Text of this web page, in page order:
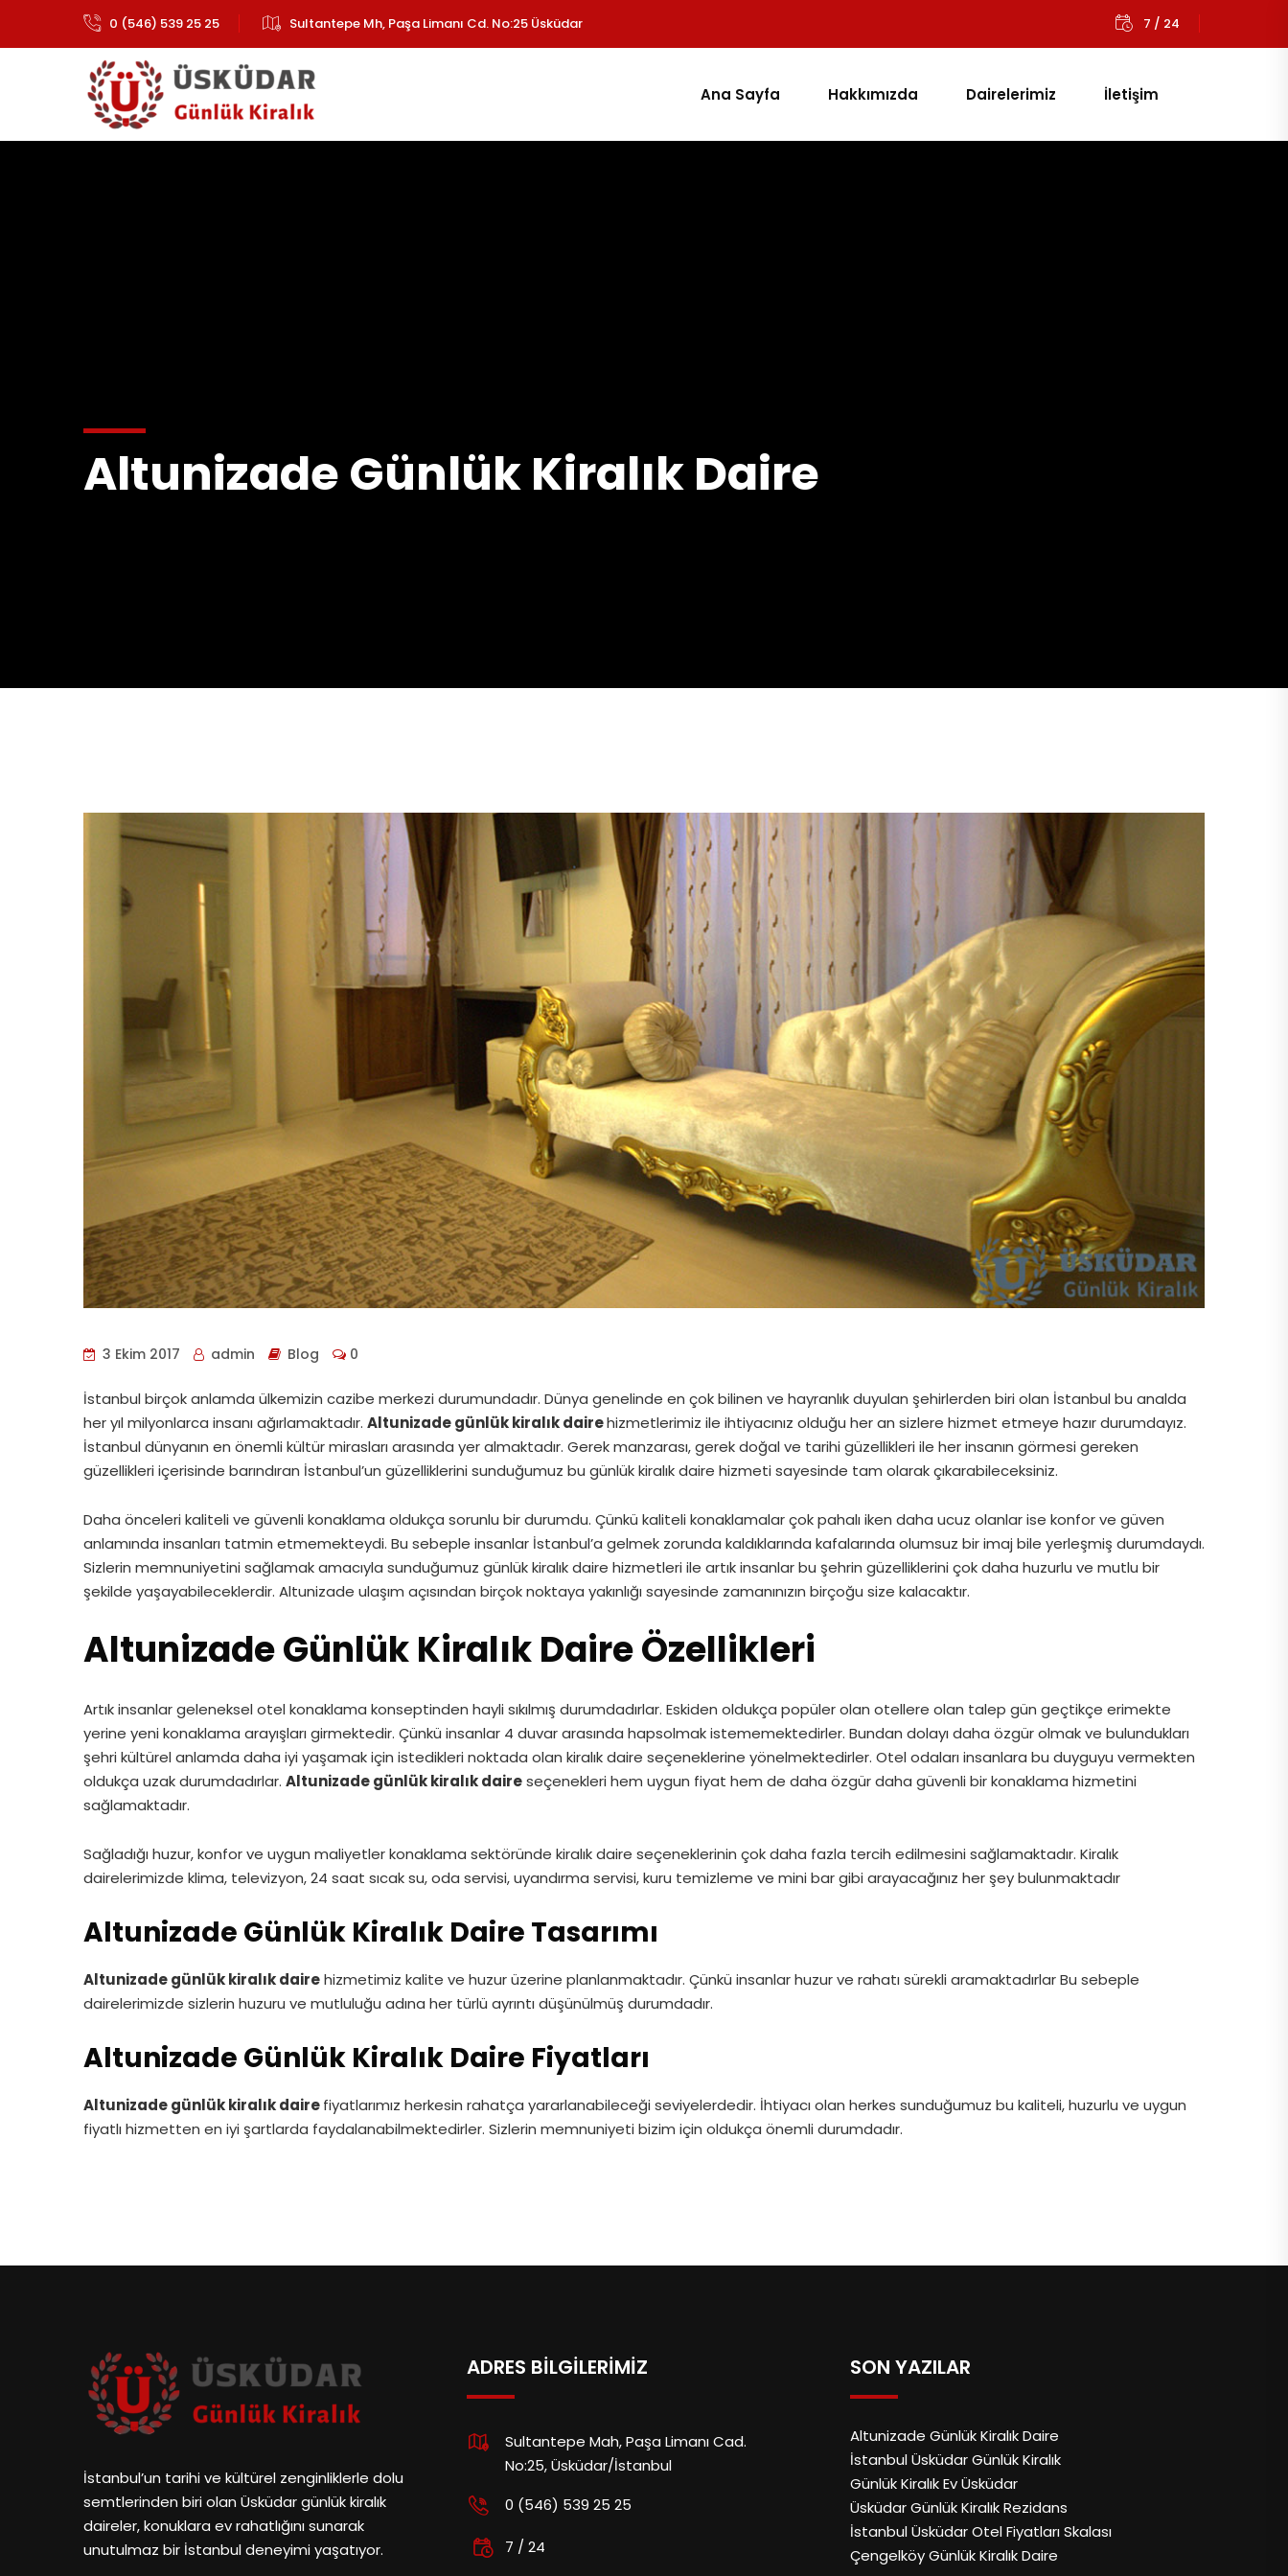
0 (546) 539 25 25 Sultantepe Mh, Paşa Limanı Cd. No:25 Üsküdar 7 / 24
Ana Sayfa Hakkımızda Dairelerimiz İletişim
Altunizade Günlük Kiralık Daire
3 Ekim 2017 admin Blog 0
İstanbul birçok anlamda ülkemizin cazibe merkezi durumundadır. Dünya genelinde en çok bilinen ve hayranlık duyulan şehirlerden biri olan İstanbul bu analda
her yıl milyonlarca insanı ağırlamaktadır. Altunizade günlük kiralık dairehizmetlerimiz ile ihtiyacınız olduğu her an sizlere hizmet etmeye hazır durumdayız.
İstanbul dünyanın en önemli kültür mirasları arasında yer almaktadır. Gerek manzarası, gerek doğal ve tarihi güzellikleri ile her insanın görmesi gereken
güzellikleri içerisinde barındıran İstanbul’un güzelliklerini sunduğumuz bu günlük kiralık daire hizmeti sayesinde tam olarak çıkarabileceksiniz.
Daha önceleri kaliteli ve güvenli konaklama oldukça sorunlu bir durumdu. Çünkü kaliteli konaklamalar çok pahalı iken daha ucuz olanlar ise konfor ve güven
anlamında insanları tatmin etmemekteydi. Bu sebeple insanlar İstanbul’a gelmek zorunda kaldıklarında kafalarında olumsuz bir imaj bile yerleşmiş durumdaydı.
Sizlerin memnuniyetini sağlamak amacıyla sunduğumuz günlük kiralık daire hizmetleri ile artık insanlar bu şehrin güzelliklerini çok daha huzurlu ve mutlu bir
şekilde yaşayabileceklerdir. Altunizade ulaşım açısından birçok noktaya yakınlığı sayesinde zamanınızın birçoğu size kalacaktır.
Altunizade Günlük Kiralık Daire Özellikleri
Artık insanlar geleneksel otel konaklama konseptinden hayli sıkılmış durumdadırlar. Eskiden oldukça popüler olan otellere olan talep gün geçtikçe erimekte
yerine yeni konaklama arayışları girmektedir. Çünkü insanlar 4 duvar arasında hapsolmak istememektedirler. Bundan dolayı daha özgür olmak ve bulundukları
şehri kültürel anlamda daha iyi yaşamak için istedikleri noktada olan kiralık daire seçeneklerine yönelmektedirler. Otel odaları insanlara bu duyguyu vermekten
oldukça uzak durumdadırlar. Altunizade günlük kiralık daireseçenekleri hem uygun fiyat hem de daha özgür daha güvenli bir konaklama hizmetini
sağlamaktadır.
Sağladığı huzur, konfor ve uygun maliyetler konaklama sektöründe kiralık daire seçeneklerinin çok daha fazla tercih edilmesini sağlamaktadır. Kiralık
dairelerimizde klima, televizyon, 24 saat sıcak su, oda servisi, uyandırma servisi, kuru temizleme ve mini bar gibi arayacağınız her şey bulunmaktadır
Altunizade Günlük Kiralık Daire Tasarımı
Altunizade günlükkiralık dairehizmetimiz kalite ve huzur üzerine planlanmaktadır. Çünkü insanlar huzur ve rahatı sürekli aramaktadırlar Bu sebeple
dairelerimizde sizlerin huzuru ve mutluluğu adına her türlü ayrıntı düşünülmüş durumdadır.
Altunizade Günlük Kiralık Daire Fiyatları
Altunizade günlükkiralık dairefiyatlarımız herkesin rahatça yararlanabileceği seviyelerdedir. İhtiyacı olan herkes sunduğumuz bu kaliteli, huzurlu ve uygun
fiyatlı hizmetten en iyi şartlarda faydalanabilmektedirler. Sizlerin memnuniyeti bizim için oldukça önemli durumdadır.
İstanbul’un tarihi ve kültürel zenginliklerle dolu
semtlerinden biri olan Üsküdar günlük kiralık
daireler, konuklara ev rahatlığını sunarak
unutulmaz bir İstanbul deneyimi yaşatıyor.
ADRES BILGILERIMIZ
Sultantepe Mah, Paşa Limanı Cad.
No:25, Üsküdar/İstanbul
0 (546) 539 25 25
7 / 24
SON YAZILAR
Altunizade Günlük Kiralık Daire
İstanbul Üsküdar Günlük Kiralık
Günlük Kiralık Ev Üsküdar
Üsküdar Günlük Kiralık Rezidans
İstanbul Üsküdar Otel Fiyatları Skalası
Çengelköy Günlük Kiralık Daire